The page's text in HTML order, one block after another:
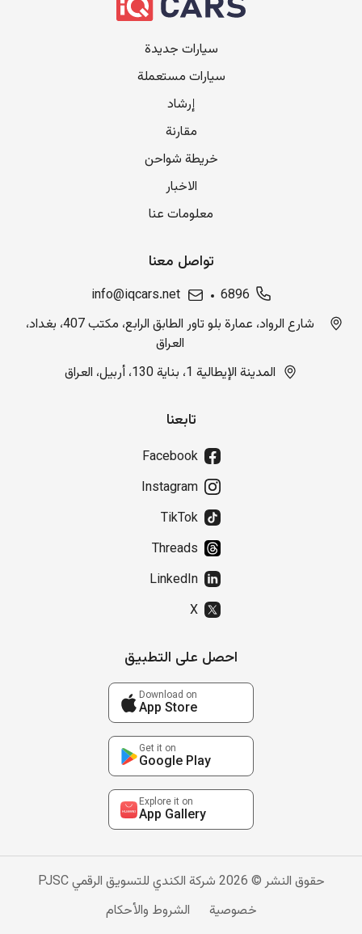
سيارات جديدة
سيارات مستعملة
إرشاد
مقارنة
خريطة شواحن
الاخبار
معلومات عنا
تواصل معنا
6896
info@iqcars.net
شارع الرواد، عمارة بلو تاور الطابق الرابع، مكتب 407، بغداد،
العراق
المدينة الإيطالية 1، بناية 130، أربيل، العراق
تابعنا
Facebook
Instagram
TikTok
Threads
LinkedIn
X
احصل على التطبيق
Download on
App Store
Get it on
Google Play
Explore it on
App Gallery
حقوق النشر © 2026 شركة الكندي للتسويق الرقمي PJSC
خصوصية
الشروط والأحكام